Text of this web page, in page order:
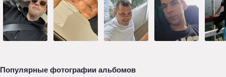
Популярные фотографии альбомов